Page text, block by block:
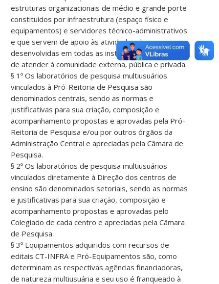
estruturas organizacionais de médio e grande porte
constituídos por infraestrutura (espaço físico e
equipamentos) e servidores técnico-administrativos
e que servem de apoio às atividades de pesquisa
desenvolvidas em todas as instâncias da UFSC, além
de atender à comunidade externa, pública e privada.
§ 1º Os laboratórios de pesquisa multiusuários
vinculados à Pró-Reitoria de Pesquisa são
denominados centrais, sendo as normas e
justificativas para sua criação, composição e
acompanhamento propostas e aprovadas pela Pró-
Reitoria de Pesquisa e/ou por outros órgãos da
Administração Central e apreciadas pela Câmara de
Pesquisa.
§ 2º Os laboratórios de pesquisa multiusuários
vinculados diretamente à Direção dos centros de
ensino são denominados setoriais, sendo as normas
e justificativas para sua criação, composição e
acompanhamento propostas e aprovadas pelo
Colegiado de cada centro e apreciadas pela Câmara
de Pesquisa.
§ 3º Equipamentos adquiridos com recursos de
editais CT-INFRA e Pró-Equipamentos são, como
determinam as respectivas agências financiadoras,
de natureza multiusuária e seu uso é franqueado à